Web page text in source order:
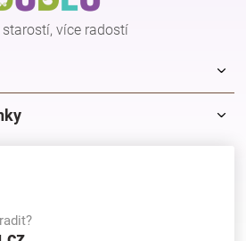
starostí, více radostí